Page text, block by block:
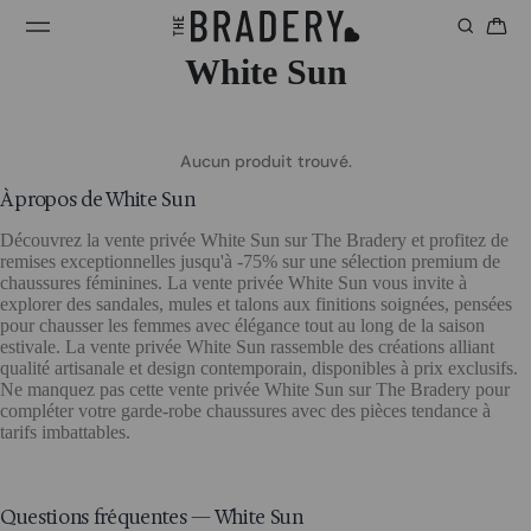
White Sun
Aucun produit trouvé.
À propos de White Sun
Découvrez la vente privée White Sun sur The Bradery et profitez de
remises exceptionnelles jusqu'à -75% sur une sélection premium de
chaussures féminines. La vente privée White Sun vous invite à
explorer des sandales, mules et talons aux finitions soignées, pensées
pour chausser les femmes avec élégance tout au long de la saison
estivale. La vente privée White Sun rassemble des créations alliant
qualité artisanale et design contemporain, disponibles à prix exclusifs.
Ne manquez pas cette vente privée White Sun sur The Bradery pour
compléter votre garde-robe chaussures avec des pièces tendance à
tarifs imbattables.
Questions fréquentes — White Sun